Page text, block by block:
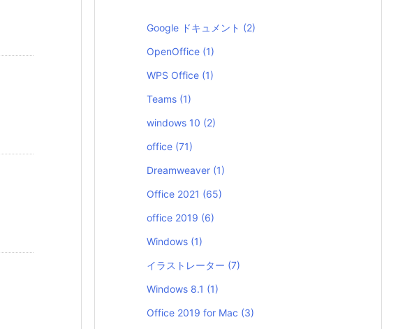
Google ドキュメント (2)
OpenOffice (1)
WPS Office (1)
Teams (1)
windows 10 (2)
office (71)
Dreamweaver (1)
Office 2021 (65)
office 2019 (6)
Windows (1)
イラストレーター (7)
Windows 8.1 (1)
Office 2019 for Mac (3)